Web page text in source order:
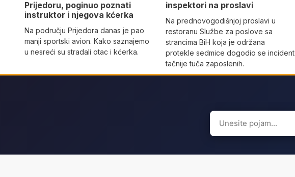
Prijedoru, poginuo poznati
instruktor i njegova kćerka
Na području Prijedora danas je pao
manji sportski avion. Kako saznajemo
u nesreći su stradali otac i kćerka.
inspektori na proslavi
Na prednovogodišnjoj proslavi u
restoranu Službe za poslove sa
strancima BiH koja je održana
protekle sedmice dogodio se incident
tačnije tuča zaposlenih.
Search
for: